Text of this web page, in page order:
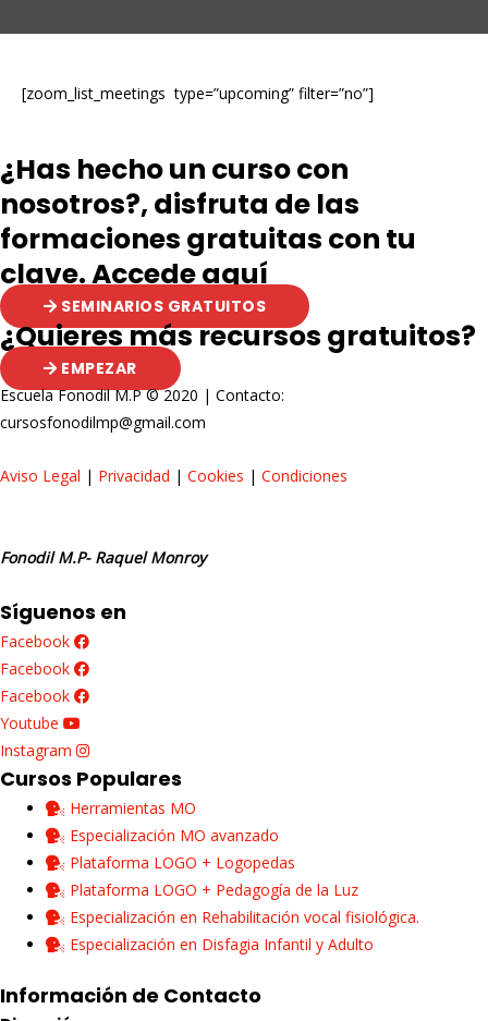
[zoom_list_meetings type=”upcoming” filter=”no”]
¿Has hecho un curso con
nosotros?, disfruta de las
formaciones gratuitas con tu
clave. Accede aquí
SEMINARIOS GRATUITOS
¿Quieres más recursos gratuitos?
EMPEZAR
Escuela Fonodil M.P © 2020 | Contacto:
cursosfonodilmp@gmail.com
Aviso Legal | Privacidad | Cookies | Condiciones
Fonodil M.P- Raquel Monroy
Síguenos en
Facebook
Facebook
Facebook
Youtube
Instagram
Cursos Populares
Herramientas MO
Especialización MO avanzado
Plataforma LOGO + Logopedas
Plataforma LOGO + Pedagogía de la Luz
Especialización en Rehabilitación vocal fisiológica.
Especialización en Disfagia Infantil y Adulto
Información de Contacto